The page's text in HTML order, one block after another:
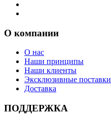
О компании
О нас
Наши принципы
Наши клиенты
Эксклюзивные поставки
Доставка
ПОДДЕРЖКА